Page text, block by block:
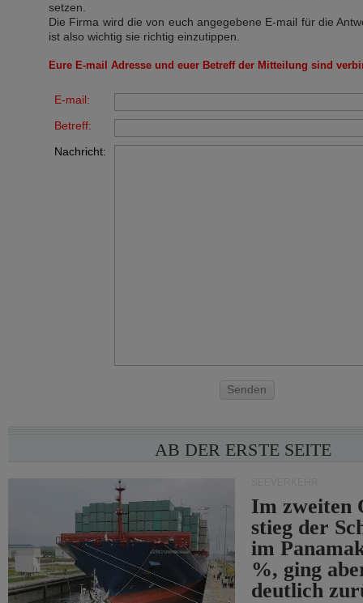
setzen.
Die Firma wird die von euch angegebene E-mail für die
ist also wichtig sie richtig einzutippen.
Eure E-mail Adresse und euer Betreff der Mitteilung sind
E-mail:
Betreff:
Nachricht:
Senden
AB DER ERSTE SEITE
Im zweiten
stieg der
im
%, ging
deutlich